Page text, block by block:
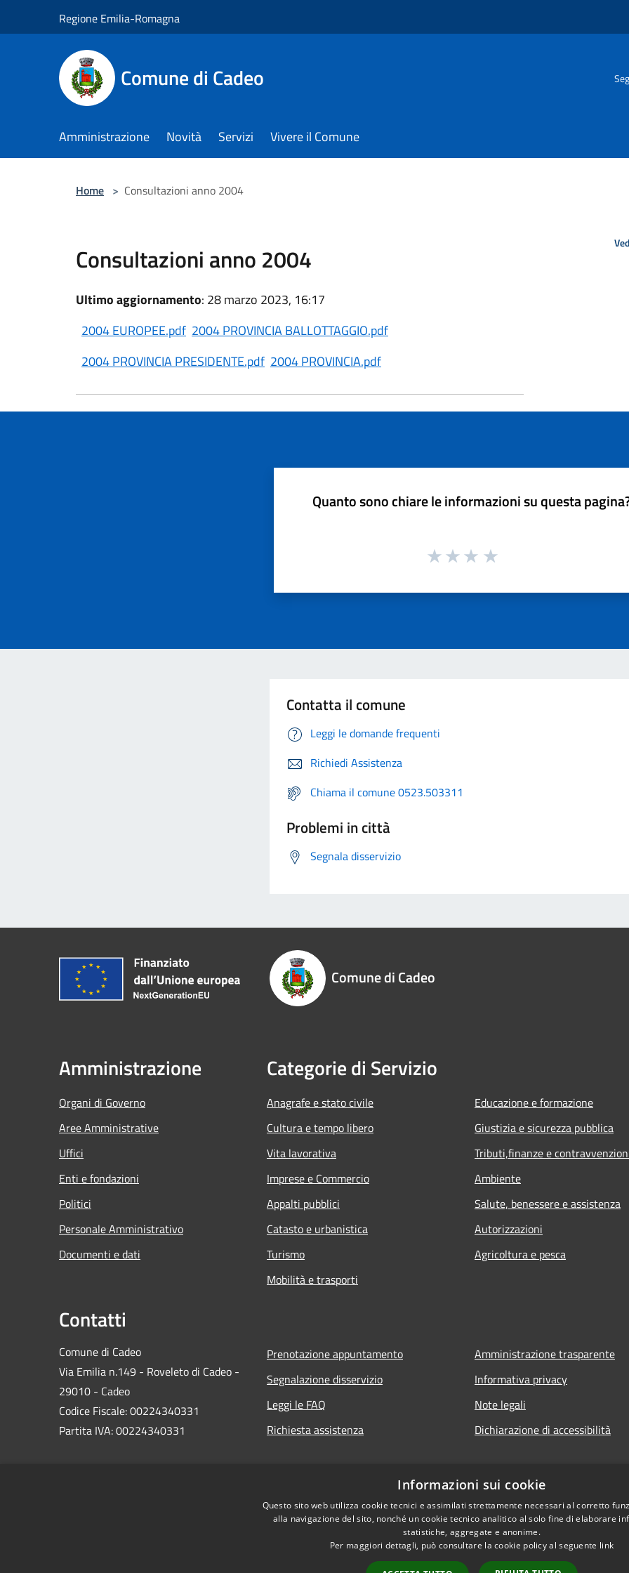
Regione Emilia-Romagna
Comune di Cadeo
Amministrazione Novità Servizi Vivere il Comune
Home > Consultazioni anno 2004
Consultazioni anno 2004
Ultimo aggiornamento: 28 marzo 2023, 16:17
2004 EUROPEE.pdf 2004 PROVINCIA BALLOTTAGGIO.pdf
2004 PROVINCIA PRESIDENTE.pdf 2004 PROVINCIA.pdf
Quanto sono chiare le informazioni su questa
Contatta il comune
Leggi le domande frequenti
Richiedi Assistenza
Chiama il comune 0523.503311
Problemi in città
Segnala disservizio
Comune di Cadeo
Amministrazione
Organi di Governo
Aree Amministrative
Uffici
Enti e fondazioni
Politici
Personale Amministrativo
Documenti e dati
Categorie di Servizio
Anagrafe e stato civile
Cultura e tempo libero
Vita lavorativa
Imprese e Commercio
Appalti pubblici
Catasto e urbanistica
Turismo
Mobilità e trasporti
Educazione e formazione
Giustizia e sicurezza pubblica
Tributi,finanze e
Ambiente
Salute, benessere e assistenza
Autorizzazioni
Agricoltura e pesca
Contatti
Comune di Cadeo
Via Emilia n.149 - Roveleto di Cadeo -
29010 - Cadeo
Codice Fiscale: 00224340331
Partita IVA: 00224340331
Prenotazione appuntamento
Segnalazione disservizio
Leggi le FAQ
Richiesta assistenza
Amministrazione trasparente
Informativa privacy
Note legali
Dichiarazione di accessibilità
Informazioni sui cookie
Questo sito web utilizza cookie tecnici e assimilati strettamente necessari al corretto
alla navigazione del sito, nonché un cookie tecnico analitico al solo fine di elaborare
statistiche, aggregate e anonime.
Per maggiori dettagli, può consultare la cookie policy al seguente link